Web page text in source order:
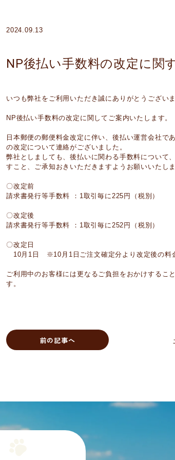
2024.09.13
NP後払い手数料の改定に関
いつも弊社をご利用いただき誠にありがとうございま
NP後払い手数料の改定に関してご案内いたします。
日本郵便の郵便料金改定に伴い、後払い運営会社で
の改定について連絡がございました。
弊社としましても、後払いに関わる手数料について
すこと、ご承知おきいただきますようお願いいたしま
〇改定前
請求書発行等手数料 ：1取引毎に225円（税別）
〇改定後
請求書発行等手数料 ：1取引毎に252円（税別）
〇改定日
10月1日 ※10月1日ご注文確定分より改定後の料
ご利用中のお客様には更なるご負担をおかけするこ
す。
前の記事へ